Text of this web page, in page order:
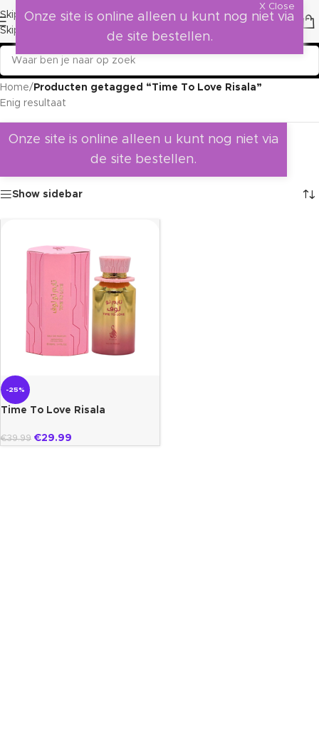
Skip to navigation
Skip to main content
Home/ Producten getagged “Time To Love Risala”
Enig resultaat
Onze site is online alleen u kunt nog niet via
de site bestellen.
Show sidebar
-25%
Time To Love Risala
€39.99 €29.99
X Close
Onze site is online alleen u kunt nog niet via
de site bestellen.